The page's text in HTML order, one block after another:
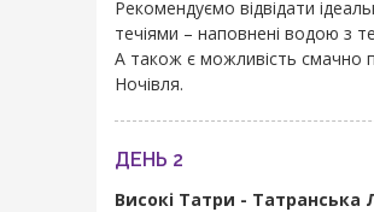
Рекомендуємо відвідати
течіями – наповнені водою з
А також є можливість смачно
Ночівля.
ДЕНЬ 2
Високі Татри - Татранська